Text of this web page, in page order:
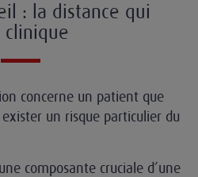
: la distance qui
clinique
concerne un patient que
un risque particulier du
composante cruciale d’une